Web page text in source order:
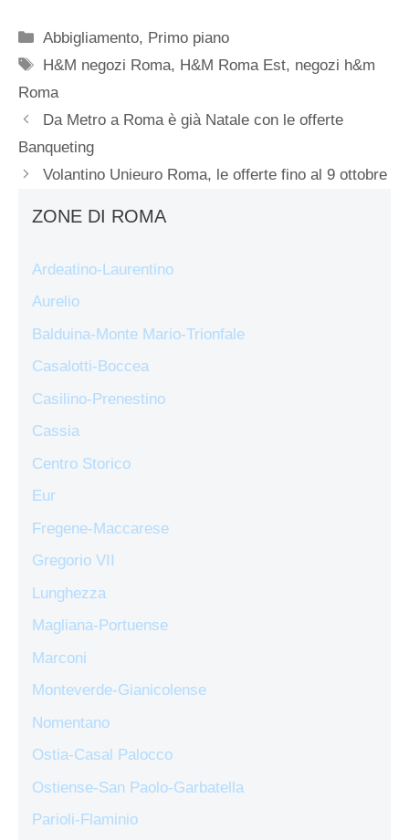
Categorie
Abbigliamento, Primo piano
Tag
H&M negozi Roma, H&M Roma Est, negozi h&m
Roma
Da Metro a Roma è già Natale con le offerte
Banqueting
Volantino Unieuro Roma, le offerte fino al 9 ottobre
ZONE DI ROMA
Ardeatino-Laurentino
Aurelio
Balduina-Monte Mario-Trionfale
Casalotti-Boccea
Casilino-Prenestino
Cassia
Centro Storico
Eur
Fregene-Maccarese
Gregorio VII
Lunghezza
Magliana-Portuense
Marconi
Monteverde-Gianicolense
Nomentano
Ostia-Casal Palocco
Ostiense-San Paolo-Garbatella
Parioli-Flaminio